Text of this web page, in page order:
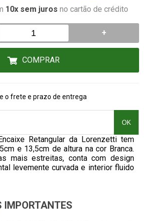
10x sem juros no cartão de crédito
+
COMPRAR
o frete e prazo de entrega
OK
Retangular da Lorenzetti tem
e 13,5cm de altura na cor Branca.
mais estreitas, conta com design
levemente curvada e interior fluido
IMPORTANTES